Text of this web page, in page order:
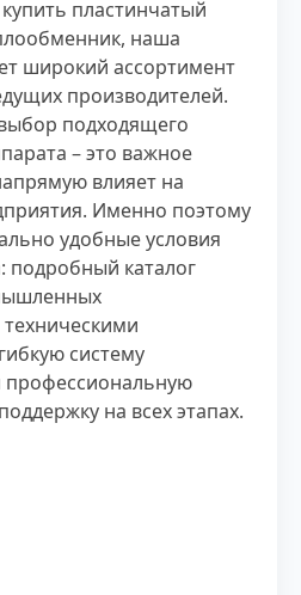
пластинчатый
наша
широкий ассортимент
производителей.
подходящего
– это важное
влияет на
Именно поэтому
удобные условия
подробный каталог
систему
профессиональную
на всех этапах.